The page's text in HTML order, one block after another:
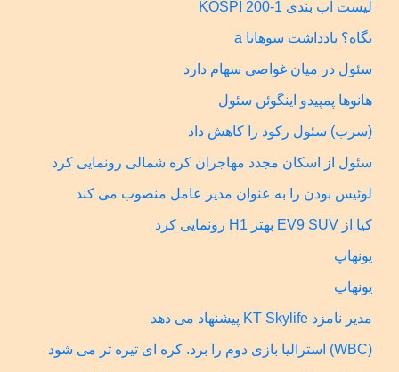
لیست آب بندی KOSPI 200-1
نگاه؟ یادداشت سوهانا a
سئول در میان غواصی سهام دارد
هانوها پمپیدو اینگوئن سئول
(سرب) سئول رکود را کاهش داد
سئول از اسکان مجدد مهاجران کره شمالی رونمایی کرد
لوئیس بودن را به عنوان مدیر عامل منصوب می کند
کیا از EV9 SUV بهتر H1 رونمایی کرد
یونهاپ
یونهاپ
مدیر نامزد KT Skylife پیشنهاد می دهد
(WBC) استرالیا بازی دوم را برد. کره ای تیره تر می شود